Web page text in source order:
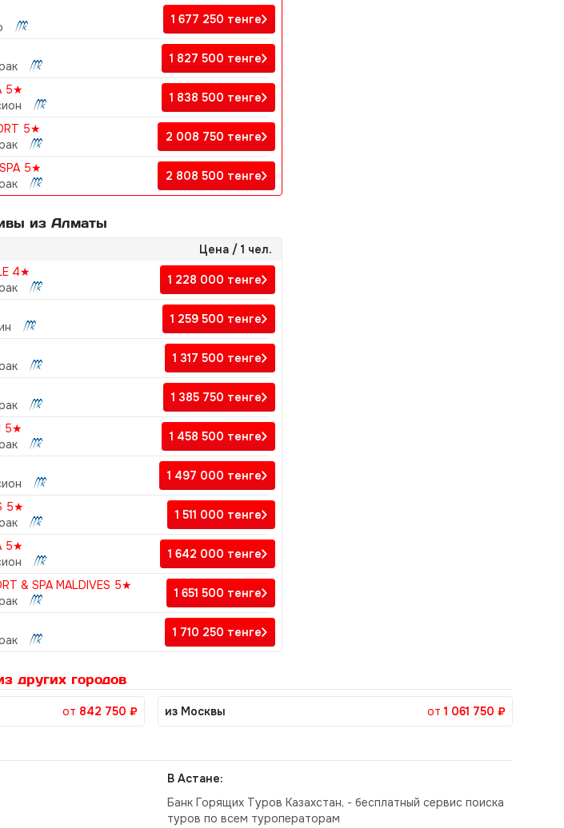
1 677 250 тенге
1 827 500 тенге
5★
1 838 500 тенге
5★
2 008 750 тенге
SPA 5★
2 808 500 тенге
из Алматы
Цена / 1 чел.
4★
1 228 000 тенге
1 259 500 тенге
1 317 500 тенге
1 385 750 тенге
5★
1 458 500 тенге
1 497 000 тенге
5★
1 511 000 тенге
5★
1 642 000 тенге
& SPA MALDIVES 5★
1 651 500 тенге
1 710 250 тенге
других городов
от 842 750 ₽ из Москвы от 1 061 750 ₽
В Астане:
Банк Горящих Туров Казахстан, - бесплатный сервис поиска
туров по всем туроператорам